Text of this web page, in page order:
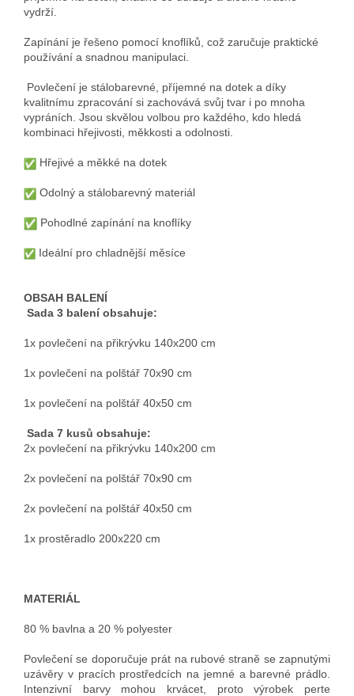
vydrží.
Zapínání je řešeno pomocí knoflíků, což zaručuje praktické
používání a snadnou manipulaci.
Povlečení je stálobarevné, příjemné na dotek a díky
kvalitnímu zpracování si zachovává svůj tvar i po mnoha
vypráních. Jsou skvělou volbou pro každého, kdo hledá
kombinaci hřejivosti, měkkosti a odolnosti.
Hřejivé a měkké na dotek
Odolný a stálobarevný materiál
Pohodlné zapínání na knoflíky
Ideální pro chladnější měsíce
OBSAH BALENÍ
Sada 3 balení obsahuje:
1x povlečení na přikrývku 140x200 cm
1x povlečení na polštář 70x90 cm
1x povlečení na polštář 40x50 cm
Sada 7 kusů obsahuje:
2x povlečení na přikrývku 140x200 cm
2x povlečení na polštář 70x90 cm
2x povlečení na polštář 40x50 cm
1x prostěradlo 200x220 cm
MATERIÁL
80 % bavlna a 20 % polyester
Povlečení se doporučuje prát na rubové straně se zapnutými
uzávěry v pracích prostředcích na jemné a barevné prádlo.
Intenzivní barvy mohou krvácet, proto výrobek perte